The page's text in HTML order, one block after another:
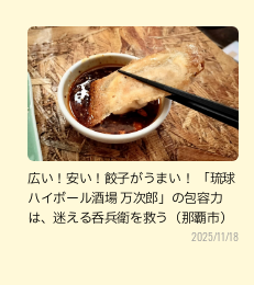
広い！安い！餃子がうまい！ 「琉球
ハイボール酒場 万次郎」の包容力
は、迷える呑兵衛を救う（那覇市）
2025/11/18